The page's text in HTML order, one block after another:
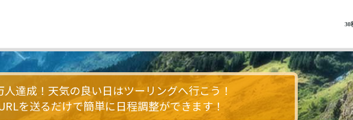
30
達成！天気の良い日はツーリングへ行こう！
を送るだけで簡単に日程調整ができます！